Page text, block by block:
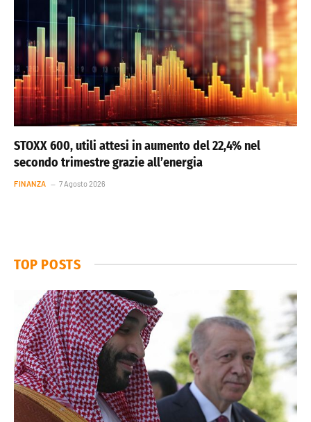
STOXX 600, utili attesi in aumento del 22,4% nel
secondo trimestre grazie all’energia
FINANZA 7 Agosto 2026
TOP POSTS